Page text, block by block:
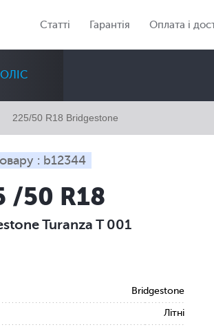
Статті Гарантія Оплата і
Сезон
Всі
225/50 R18 Bridgestone
: b12344
/50 R18
Turanza T 001
Bridgestone
Літні